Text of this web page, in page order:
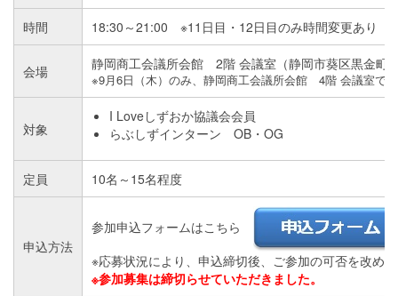
時間 18:30～21:00 ※11日目・12日目のみ時間変更あり
会場 静岡商工会議所会館 2階 会議室（静岡市葵区黒金町
※9月6日（木）のみ、静岡商工会議所会館 4階 会議室で
対象
I Loveしずおか協議会会員
らぶしずインターン OB・OG
定員 10名～15名程度
申込方法
参加申込フォームはこちら
※応募状況により、申込締切後、ご参加の可否を改め
※参加募集は締切らせていただきました。